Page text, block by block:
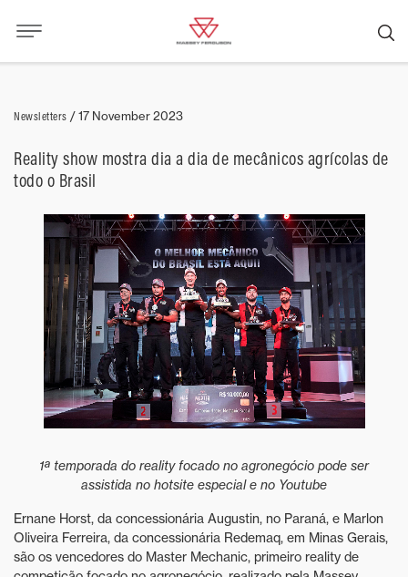
Newsletters /17 November 2023
Reality show mostra dia a dia de mecânicos agrícolas de
todo o Brasil
1ª temporada do reality focado no agronegócio pode ser
assistida no hotsite especial e no Youtube
Ernane Horst, da concessionária Augustin, no Paraná, e Marlon
Oliveira Ferreira, da concessionária Redemaq, em Minas Gerais,
são os vencedores do Master Mechanic, primeiro reality de